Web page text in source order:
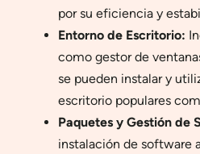
por su eficiencia y
Entorno de Escritorio:
como gestor de
se pueden instalar y
escritorio populares
Paquetes y Gestión de
instalación de software